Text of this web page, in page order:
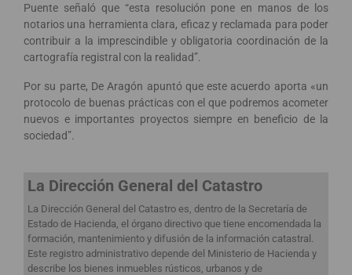
Puente señaló que “esta resolución pone en manos de los
notarios una herramienta clara, eficaz y reclamada para poder
contribuir a la imprescindible y obligatoria coordinación de la
cartografía registral con la realidad”.
Por su parte, De Aragón apuntó que este acuerdo aporta «un
protocolo de buenas prácticas con el que podremos acometer
nuevos e importantes proyectos siempre en beneficio de la
sociedad”.
La Dirección General del Catastro
La Dirección General del Catastro es, dentro de la Secretaría de
Estado de Hacienda, el órgano directivo que tiene encomendada la
formación, mantenimiento y difusión de la información catastral.
Este registro administrativo depende del Ministerio de Hacienda y
describe los bienes inmuebles rústicos, urbanos y de